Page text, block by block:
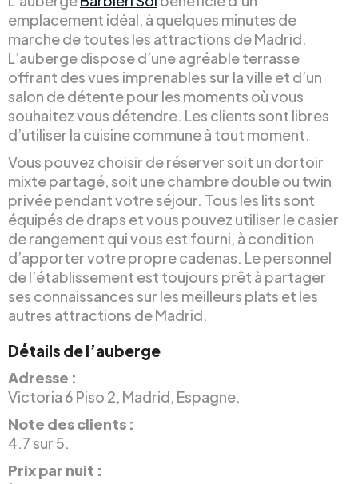
emplacement idéal, à quelques minutes de
marche de toutes les attractions de Madrid.
L’auberge dispose d’une agréable terrasse
offrant des vues imprenables sur la ville et d’un
salon de détente pour les moments où vous
souhaitez vous détendre. Les clients sont libres
d’utiliser la cuisine commune à tout moment.
Vous pouvez choisir de réserver soit un dortoir
mixte partagé, soit une chambre double ou twin
privée pendant votre séjour. Tous les lits sont
équipés de draps et vous pouvez utiliser le casier
de rangement qui vous est fourni, à condition
d’apporter votre propre cadenas. Le personnel
de l’établissement est toujours prêt à partager
ses connaissances sur les meilleurs plats et les
autres attractions de Madrid.
Détails de l’auberge
Adresse :
Victoria 6 Piso 2, Madrid, Espagne.
Note des clients :
4.7 sur 5.
Prix par nuit :